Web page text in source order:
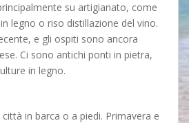
su artigianato, come
legno o riso distillazione del vino.
e gli ospiti sono ancora
Ci sono antichi ponti in pietra,
in legno.
in barca o a piedi. Primavera e